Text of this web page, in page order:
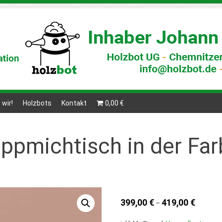
Montageservice
wir! Holzbots Kontakt 0,00 €
in der
399,00 €– 419,00 €